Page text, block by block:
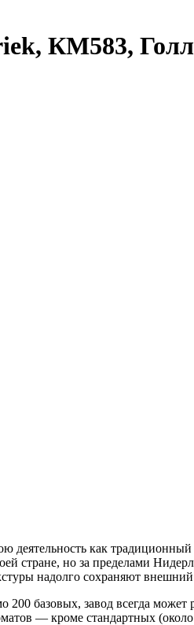
КМ583,
деятельность как
стране, но за пределами
надолго сохраняют
базовых, завод всегда
— кроме стандартных